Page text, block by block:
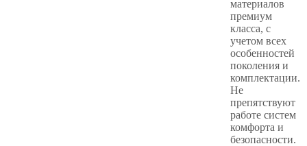
материалов
премиум
класса, с
учетом всех
особенностей
поколения и
комплектации.
Не
препятствуют
работе систем
комфорта и
безопасности.